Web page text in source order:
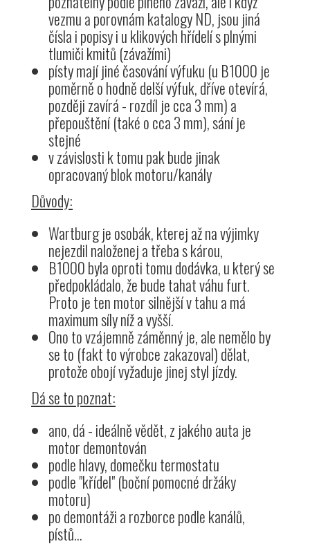
vezmu a porovnám katalogy ND, jsou jiná
čísla i popisy i u klikových hřídelí s plnými
tlumiči kmitů (závažími)
písty mají jiné časování výfuku (u B1000 je
poměrně o hodně delší výfuk, dříve otevírá,
později zavírá - rozdíl je cca 3 mm) a
přepouštění (také o cca 3 mm), sání je
stejné
v závislosti k tomu pak bude jinak
opracovaný blok motoru/kanály
Důvody:
Wartburg je osobák, kterej až na výjimky
nejezdil naloženej a třeba s károu,
B1000 byla oproti tomu dodávka, u který se
předpokládalo, že bude tahat váhu furt.
Proto je ten motor silnější v tahu a má
maximum síly níž a vyšší.
Ono to vzájemně záměnný je, ale nemělo by
se to (fakt to výrobce zakazoval) dělat,
protože obojí vyžaduje jinej styl jízdy.
Dá se to poznat:
ano, dá - ideálně vědět, z jakého auta je
motor demontován
podle hlavy, domečku termostatu
podle "křídel" (boční pomocné držáky
motoru)
po demontáži a rozborce podle kanálů,
pístů...